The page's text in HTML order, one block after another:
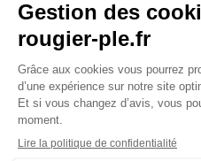
Rougier et Plé 2024 Copyright
Mentions légales